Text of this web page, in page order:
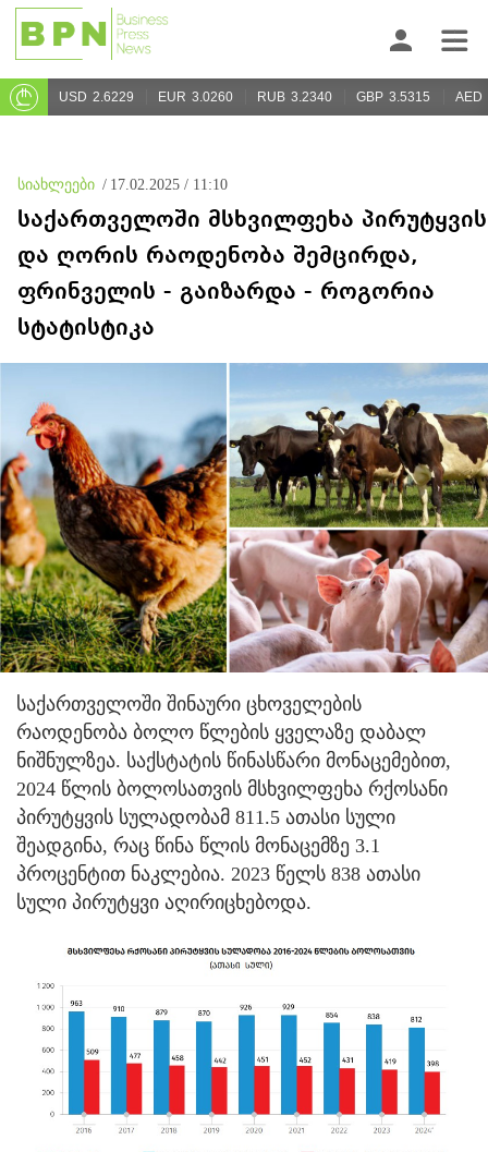
USD 2.6229 EUR 3.0260 RUB 3.2340 GBP 3.5315 AED
სიახლეები / 17.02.2025 / 11:10
საქართველოში მსხვილფეხა პირუტყვის
და ღორის რაოდენობა შემცირდა,
ფრინველის - გაიზარდა - როგორია
სტატისტიკა
საქართველოში შინაური ცხოველების
რაოდენობა ბოლო წლების ყველაზე დაბალ
ნიშნულზეა. საქსტატის წინასწარი მონაცემებით,
2024 წლის ბოლოსათვის მსხვილფეხა რქოსანი
პირუტყვის სულადობამ 811.5 ათასი სული
შეადგინა, რაც წინა წლის მონაცემზე 3.1
პროცენტით ნაკლებია. 2023 წელს 838 ათასი
სული პირუტყვი აღირიცხებოდა.